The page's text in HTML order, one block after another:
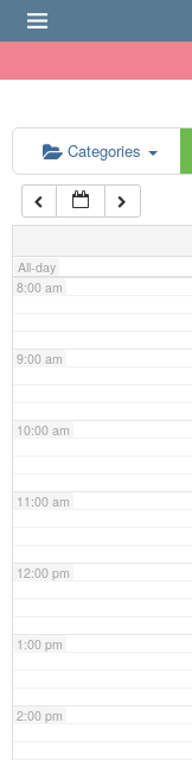
Categories
All-day
6:00 am
7:00 am
8:00 am
9:00 am
10:00 am
11:00 am
12:00 pm
1:00 pm
2:00 pm